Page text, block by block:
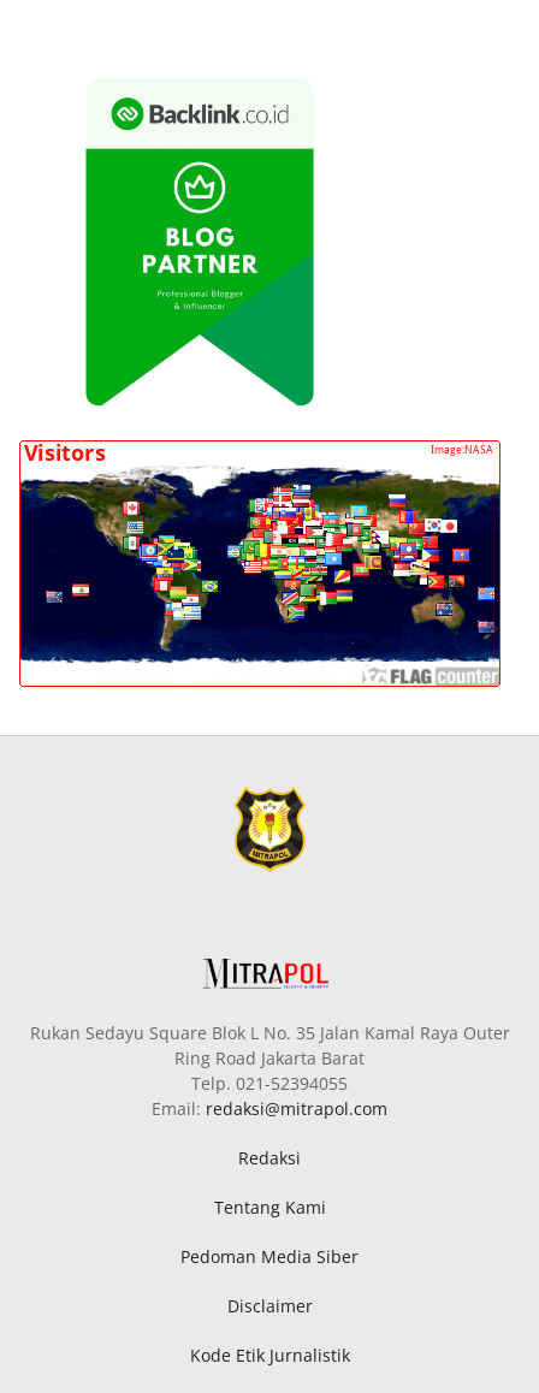
Rukan Sedayu Square Blok L No. 35 Jalan Kamal Raya Outer
Ring Road Jakarta Barat
Telp. 021-52394055
Email: redaksi@mitrapol.com
Redaksi
Tentang Kami
Pedoman Media Siber
Disclaimer
Kode Etik Jurnalistik